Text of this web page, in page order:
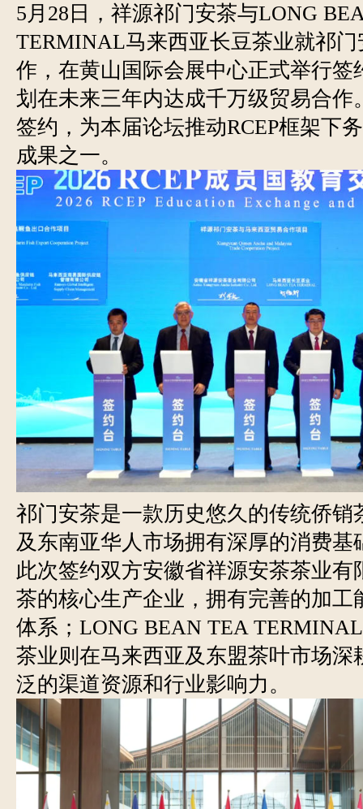
5月28日，祥源祁门安茶与LONG
TERMINAL马来西亚长豆茶业就祁
作，在黄山国际会展中心正式举行签
划在未来三年内达成千万级贸易合作
签约，为本届论坛推动RCEP框架下
成果之一。
祁门安茶是一款历史悠久的传统侨销
及东南亚华人市场拥有深厚的消费基
此次签约双方安徽省祥源安茶茶业有
茶的核心生产企业，拥有完善的加工
体系；LONG BEAN TEA
茶业则在马来西亚及东盟茶叶市场深
泛的渠道资源和行业影响力。